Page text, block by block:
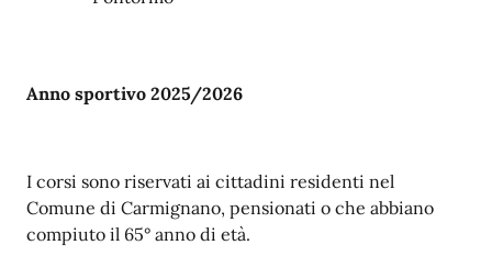
Anno sportivo 2025/2026
I corsi sono riservati ai cittadini residenti nel
Comune di Carmignano, pensionati o che abbiano
compiuto il 65° anno di età.